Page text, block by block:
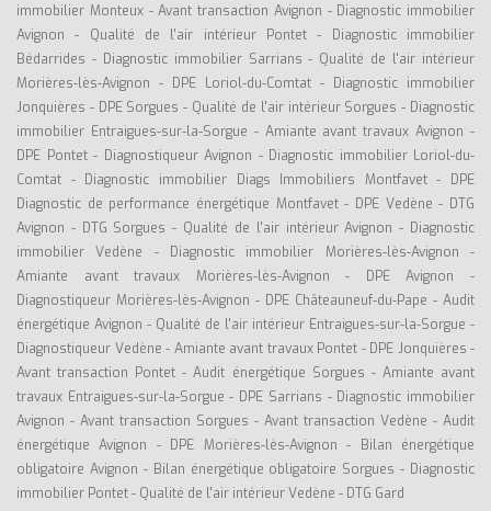
immobilier Monteux-Avant transaction Avignon - Diagnostic immobilier
Avignon - Qualité de l'air intérieur Pontet -
Diagnostic immobilier
Bédarrides - Diagnostic immobilier Sarrians - Qualité de l'air intérieur
Morières-lès-Avignon - DPE Loriol-du-Comtat -
Diagnostic immobilier
Jonquières - DPE Sorgues - Qualité de l'air intérieur Sorgues - Diagnostic
immobilier Entraigues-sur-la-Sorgue - Amiante avant travaux Avignon -
DPE Pontet- Diagnostiqueur Avignon - Diagnostic immobilier Loriol-du-
Comtat - Diagnostic immobilier Diags Immobiliers Montfavet-
DPE
Diagnostic de performance énergétique Montfavet- DPE Vedène- DTG
Avignon - DTG Sorgues - Qualité de l'air intérieur Avignon - Diagnostic
immobilier Vedène - Diagnostic immobilier Morières-lès-Avignon -
Amiante avant travaux Morières-lès-Avignon - DPE Avignon -
Diagnostiqueur Morières-lès-Avignon - DPE Châteauneuf-du-Pape - Audit
énergétique Avignon - Qualité de l'air intérieur Entraigues-sur-la-Sorgue -
Diagnostiqueur Vedène - Amiante avant travaux Pontet - DPE Jonquières -
Avant transaction Pontet -Audit énergétique Sorgues - Amiante avant
travaux Entraigues-sur-la-Sorgue - DPE Sarrians - Diagnostic immobilier
Avignon - Avant transaction Sorgues - Avant transaction Vedène - Audit
énergétique Avignon - DPE Morières-lès-Avignon -
Bilan énergétique
obligatoire Avignon - Bilan énergétique obligatoire Sorgues - Diagnostic
immobilier Pontet- Qualité de l'air intérieur Vedène - DTG Gard